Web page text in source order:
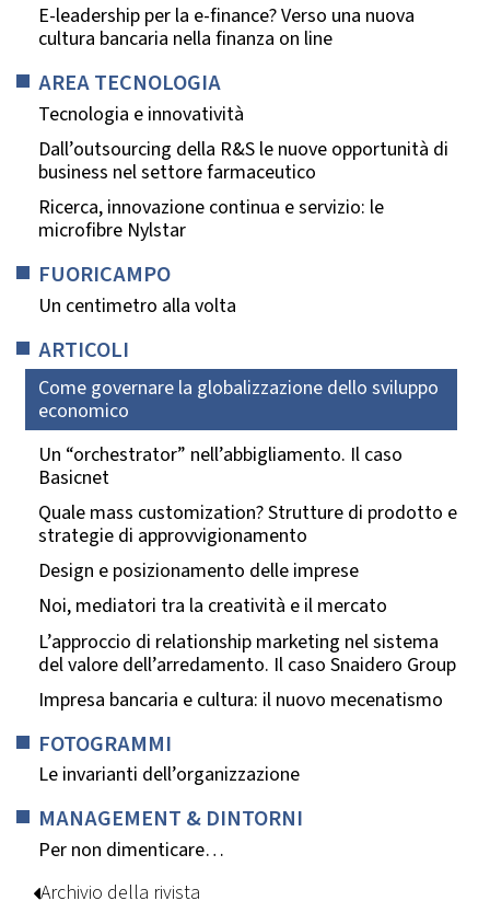
E-leadership per la e-finance? Verso una nuova
cultura bancaria nella finanza on line
AREA TECNOLOGIA
Tecnologia e innovatività
Dall’outsourcing della R&S le nuove opportunità di
business nel settore farmaceutico
Ricerca, innovazione continua e servizio: le
microfibre Nylstar
FUORICAMPO
Un centimetro alla volta
ARTICOLI
Come governare la globalizzazione dello sviluppo
economico
Un “orchestrator” nell’abbigliamento. Il caso
Basicnet
Quale mass customization? Strutture di prodotto e
strategie di approvvigionamento
Design e posizionamento delle imprese
Noi, mediatori tra la creatività e il mercato
L’approccio di relationship marketing nel sistema
del valore dell’arredamento. Il caso Snaidero Group
Impresa bancaria e cultura: il nuovo mecenatismo
FOTOGRAMMI
Le invarianti dell’organizzazione
MANAGEMENT & DINTORNI
Per non dimenticare…
Archivio della rivista